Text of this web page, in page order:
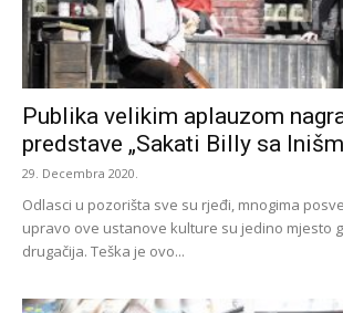
Publika velikim aplauzom
predstave „Sakati Billy sa
29. Decembra 2020.
Odlasci u pozorišta sve su rjeđi, mnogima
upravo ove ustanove kulture su jedino mjesto
drugačija. Teška je ovo...